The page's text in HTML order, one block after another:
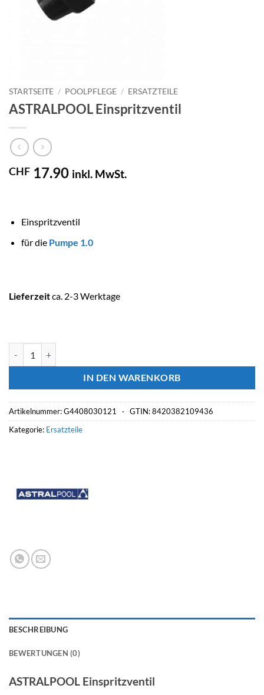
STARTSEITE / POOLPFLEGE / ERSATZTEILE
ASTRALPOOL Einspritzventil
CHF 17.90 inkl. MwSt.
Einspritzventil
für die Pumpe 1.0
Lieferzeitca. 2-3 Werktage
IN DEN WARENKORB
Artikelnummer:G4408030121 · GTIN: 8420382109436
Kategorie: Ersatzteile
BESCHREIBUNG
BEWERTUNGEN (0)
ASTRALPOOL Einspritzventil